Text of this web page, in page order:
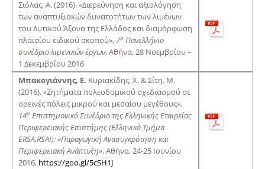
Σιόλας, Α. (2016). «Διερεύνηση και αξιολόγηση
των αναπτυξιακών δυνατοτήτων των λιμένων
του Δυτικού Άξονα της Ελλάδος και διαμόρφωση
πλαισίου ειδικού σκοπού», 7ο Πανελλήνιο
συνέδριο λιμενικών έργων, Αθήνα, 28 Νοεμβρίου –
1 Δεκεμβρίου 2016
Μπακογιάννης, Ε. Κυριακίδης, Χ. & Σίτη. Μ.
(2016). «Ζητήματα πολεοδομικού σχεδιασμού σε
ορεινές πόλεις μικρού και μεσαίου μεγέθους».
14ο Επιστημονικό Συνέδριο της Ελληνικής Εταιρείας
Περιφερειακής Επιστήμης (Ελληνικό Τμήμα
ERSA,RSAI): «Παραγωγική Ανασυγκρότηση και
Περιφερειακή Ανάπτυξη». Αθήνα, 24-25 Ιουνίου
2016, https://goo.gl/5cSH1J